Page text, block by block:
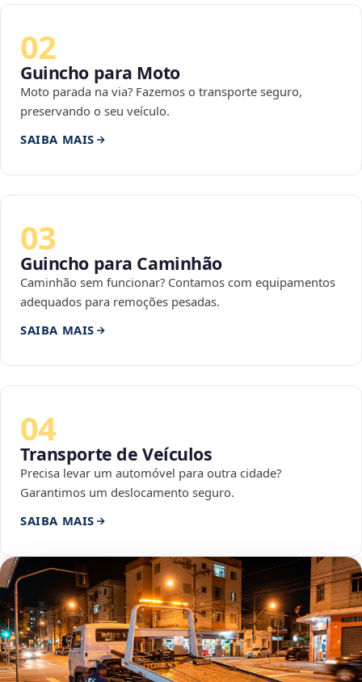
02
Guincho para Moto
Moto parada na via? Fazemos o transporte seguro,
preservando o seu veículo.
SAIBA MAIS
03
Guincho para Caminhão
Caminhão sem funcionar? Contamos com equipamentos
adequados para remoções pesadas.
SAIBA MAIS
04
Transporte de Veículos
Precisa levar um automóvel para outra cidade?
Garantimos um deslocamento seguro.
SAIBA MAIS